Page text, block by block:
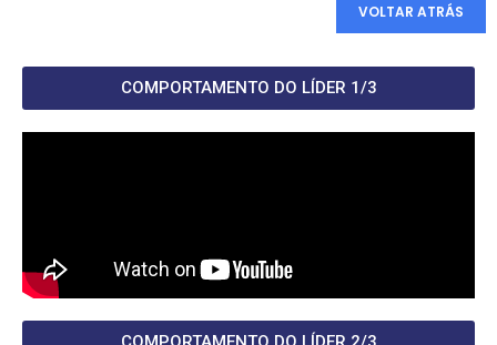
VOLTAR ATRÁS
COMPORTAMENTO DO LÍDER 1/3